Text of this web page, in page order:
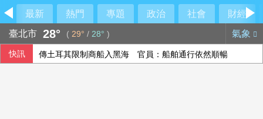
最新 熱門 專題 政治 社會
財經
臺北市 28° ( 29° / 28° ) 氣象
快訊 傳土耳其限制商船入黑海 官員：船舶通行依然順暢